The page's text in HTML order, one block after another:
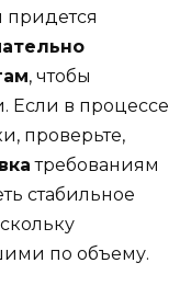
придется
, чтобы
Если в процессе
проверьте,
требованиям
стабильное
по объему.